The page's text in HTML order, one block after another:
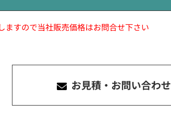
すので当社販売価格はお問合せ下さい
お見積・お問い合わせ